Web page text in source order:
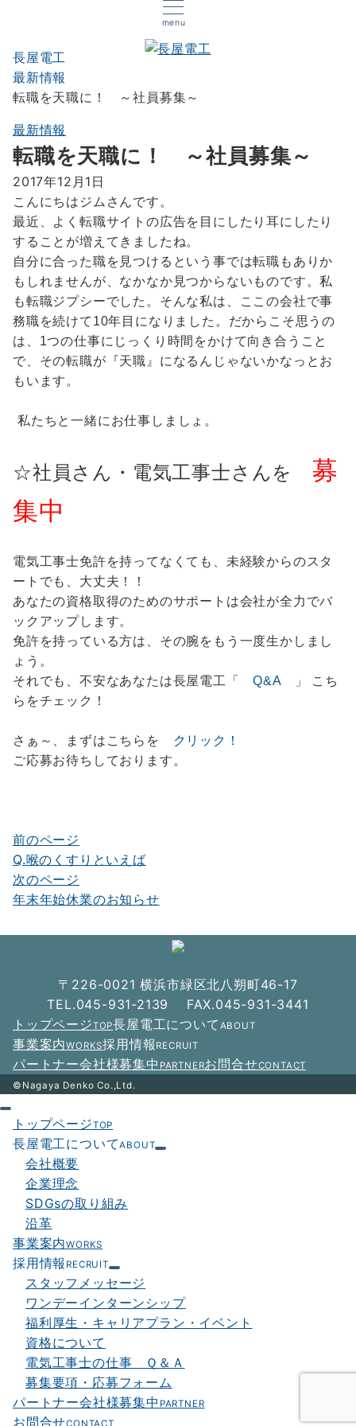
menu
長屋電工
最新情報
転職を天職に！ ～社員募集～
最新情報
転職を天職に！ ～社員募集～
2017年12月1日
こんにちはジムさんです。
最近、よく転職サイトの広告を目にしたり耳にしたり
することが増えてきましたね。
自分に合った職を見つけるという事では転職もありか
もしれませんが、なかなか見つからないものです。私
も転職ジプシーでした。そんな私は、ここの会社で事
務職を続けて10年目になりました。だからこそ思うの
は、1つの仕事にじっくり時間をかけて向き合うこと
で、その転職が『天職』になるんじゃないかなっとお
もいます。
私たちと一緒にお仕事しましょ。
☆社員さん ・電気工事士さんを 募
集中
電気工事士免許を持ってなくても、未経験からのスタ
ートでも、
大丈夫！！
あなたの資格取得のためのサポートは会社が全力でバ
ックアップします。
免許を持っている方は、その腕をもう一度生かしまし
ょう。
それでも、不安なあなたは長屋電工
「 Q&A 」
こち
らをチェック
！
さぁ～、まずはこちらを クリック！
ご応募お待ちしております。
投
稿
ナ
ョ
ン
前のページ
Q.喉のくすりといえば
次のページ
年末年始休業のお知らせ
〒226-0021 横浜市緑区北八朔町46-17
TEL.045-931-2139 FAX.045-931-3441
トップページTOP長屋電工について ABOUT
事業案内WORKS採用情報 RECRUIT
パートナー会社様募集中 PARTNERお問合せCONTACT
©Nagaya Denko Co.,Ltd.
トップページTOP
長屋電工についてABOUT
会社概要
企業理念
SDGsの取り組み
沿革
事業案内WORKS
採用情報 RECRUIT
スタッフメッセージ
ワンデーインターンシップ
福利厚生・キャリアプラン・イベント
資格について
電気工事士の仕事 Ｑ＆Ａ
募集要項・応募フォーム
パートナー会社様募集中 PARTNER
お問合せCONTACT